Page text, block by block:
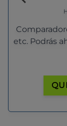
etc. Podrás